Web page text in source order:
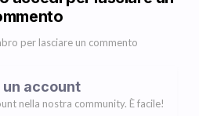
per lasciare un commento
un account
nella nostra community. È facile!